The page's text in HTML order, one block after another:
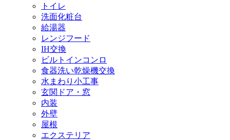
トイレ
洗面化粧台
給湯器
レンジフード
IH交換
ビルトインコンロ
食器洗い乾燥機交換
水まわり小工事
玄関ドア・窓
内装
外壁
屋根
エクステリア